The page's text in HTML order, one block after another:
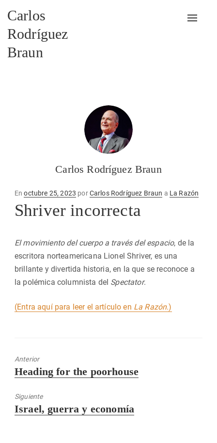
Carlos
Rodríguez
Braun
Carlos Rodríguez Braun
EnPublicado
en
octubre 25, 2023 porCarlos Rodríguez Braun a La Razón
Shriver incorrecta
El movimiento del cuerpo a través del espacio, de la
escritora norteamericana Lionel Shriver, es una
brillante y divertida historia, en la que se reconoce a
la polémica columnista del Spectator.
(Entra aquí para leer el artículo en La Razón.)
Anterior
Entrada
Heading for the poorhouse
Siguiente
Entrada
Israel, guerra y economía